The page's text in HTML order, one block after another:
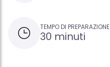
TEMPO DI PREPARAZIONE
30 minuti